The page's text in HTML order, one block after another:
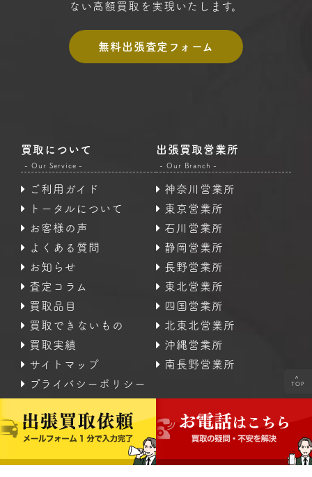
ない高額買取を実現いたします。
無料出張査定フォーム
買取について
- Our Service -
ご利用ガイド
トータルについて
お客様の声
よくある質問
お知らせ
査定コラム
買取品目
買取できないもの
買取実績
サイトマップ
プライバシーポリシー
出張買取営業所
- Our Branch -
神奈川営業所
東京営業所
石川営業所
静岡営業所
長野営業所
東北営業所
四国営業所
北東北営業所
沖縄営業所
南長野営業所
Copyright © 2016 - 2024 【公式】 不用品の出張査定・
高価買取｜なんでも査定のトータル All Rights Reserved.
<
TOP